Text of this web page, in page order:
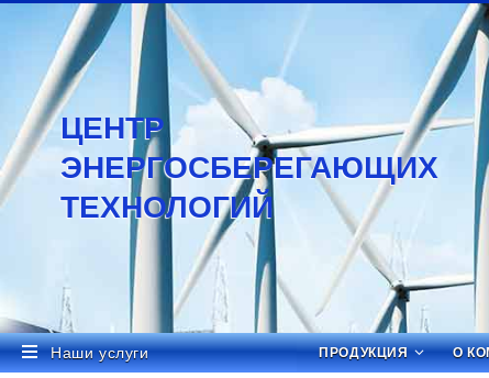
ЦЕНТР
ЭНЕРГОСБЕРЕГАЮЩИХ
ТЕХНОЛОГИЙ
Наши услуги ПРОДУКЦИЯ О